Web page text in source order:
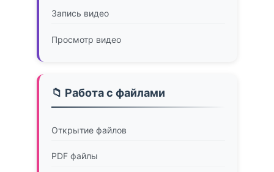
Запись видео
Просмотр видео
📁 Работа с файлами
Открытие файлов
PDF файлы